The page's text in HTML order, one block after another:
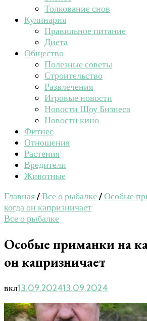
Толкование снов
Кулинария
Правильное питание
Диета
Общество
Полезные советы
Строительство
Развлечения
Игровые новости
Новости Шоу Бизнеса
Новости кино
Фитнес
Отношения
Растения
Вредители
Животные
Главная/Все о рыбалке/Особые
когда он капризничает
Все о рыбалке
Особые приманки на
он капризничает
вкл13.09.202413.09.2024